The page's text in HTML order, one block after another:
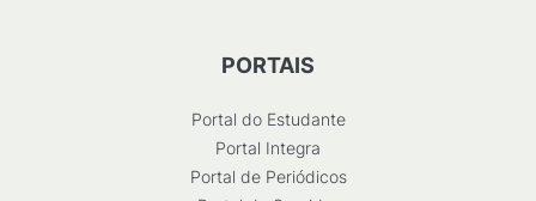
PORTAIS
Portal do Estudante
Portal Integra
Portal de Periódicos